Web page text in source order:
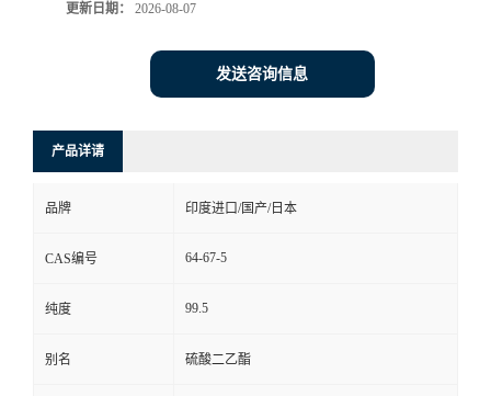
更新日期： 2026-08-07
发送咨询信息
产品详请
品牌 印度进口/国产/日本
CAS编号 64-67-5
纯度 99.5
别名 硫酸二乙酯